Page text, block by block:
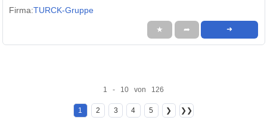
Firma:TURCK-Gruppe
★ ➦ ➜
1 - 10 von 126
1 2 3 4 5 ❯ ❯❯